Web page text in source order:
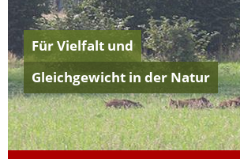
Für Vielfalt und
Gleichgewicht in der Natur